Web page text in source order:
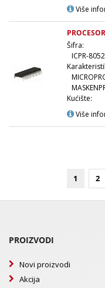
Više
Šifra:
ICPR-8052
Kućište:
Više
1 2
PROIZVODI
Novi proizvodi
Akcija